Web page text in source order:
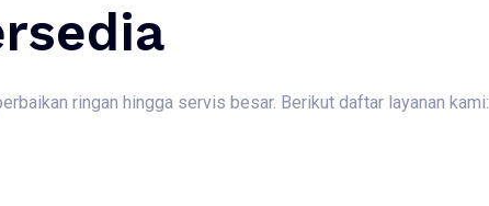
ringan hingga servis besar. Berikut daftar layanan kami: